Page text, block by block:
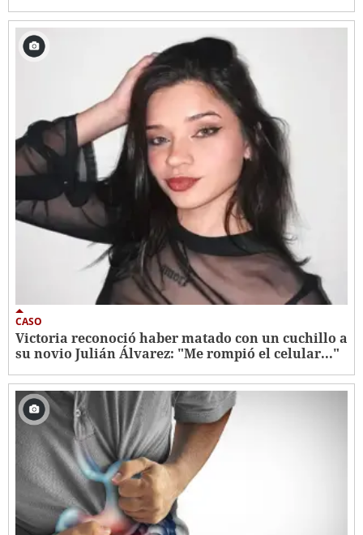
CASO
Victoria reconoció haber matado con un cuchillo a
su novio Julián Álvarez: "Me rompió el celular..."